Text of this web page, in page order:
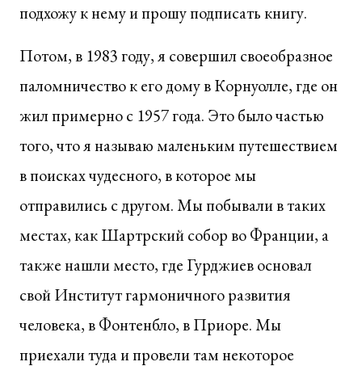
подхожу к нему и прошу подписать книгу.
Потом, в 1983 году, я совершил своеобразное
паломничество к его дому в Корнуолле, где он
жил примерно с 1957 года. Это было частью
того, что я называю маленьким путешествием
в поисках чудесного, в которое мы
отправились с другом. Мы побывали в таких
местах, как Шартрский собор во Франции, а
также нашли место, где Гурджиев основал
свой Институт гармоничного развития
человека, в Фонтенбло, в Приоре. Мы
приехали туда и провели там некоторое